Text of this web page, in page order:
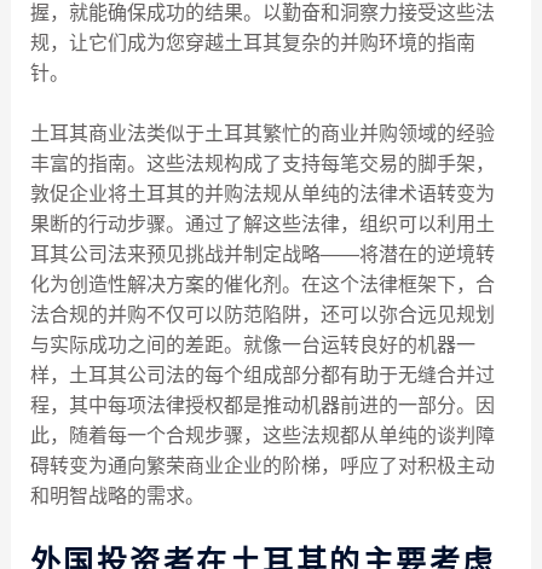
握，就能确保成功的结果。以勤奋和洞察力接受这些法
规，让它们成为您穿越土耳其复杂的并购环境的指南
针。
土耳其商业法类似于土耳其繁忙的商业并购领域的经验
丰富的指南。这些法规构成了支持每笔交易的脚手架，
敦促企业将土耳其的并购法规从单纯的法律术语转变为
果断的行动步骤。通过了解这些法律，组织可以利用土
耳其公司法来预见挑战并制定战略——将潜在的逆境转
化为创造性解决方案的催化剂。在这个法律框架下，合
法合规的并购不仅可以防范陷阱，还可以弥合远见规划
与实际成功之间的差距。就像一台运转良好的机器一
样，土耳其公司法的每个组成部分都有助于无缝合并过
程，其中每项法律授权都是推动机器前进的一部分。因
此，随着每一个合规步骤，这些法规都从单纯的谈判障
碍转变为通向繁荣商业企业的阶梯，呼应了对积极主动
和明智战略的需求。
外国投资者在土耳其的主要考虑